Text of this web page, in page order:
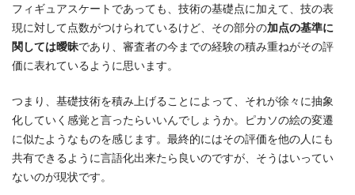
フィギュアスケートであっても、技術の基礎点に加えて、技の表
現に対して点数がつけられているけど、その部分の加点の基準に
関しては曖昧であり、審査者の今までの経験の積み重ねがその評
価に表れているように思います。
つまり、基礎技術を積み上げることによって、それが徐々に抽象
化していく感覚と言ったらいいんでしょうか。ピカソの絵の変遷
に似たようなものを感じます。最終的にはその評価を他の人にも
共有できるように言語化出来たら良いのですが、そうはいってい
ないのが現状です。